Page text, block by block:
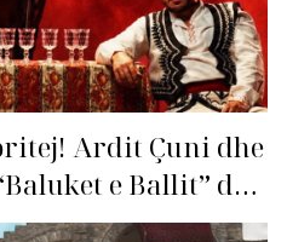
Ardit Çuni dhe
e Ballit” dhe